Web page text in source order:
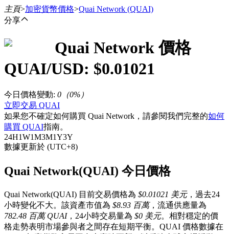
USDT永續
主頁>加密貨幣價格>Quai Network (QUAI)
分享
Quai Network 價格
QUAI/USD: $0.01021
今日價格變動: 0 （0%）
立即交易 QUAI
如果您不確定如何購買 Quai Network，請參閱我們完整的如何
購買 QUAI指南。
24H1W1M3M1Y3Y
數據更新於 (UTC+8)
Quai Network(QUAI) 今日價格
Quai Network(QUAI) 目前交易價格為 $0.01021 美元，過去24
小時變化不大。該資產市值為 $8.93 百萬，流通供應量為
782.48 百萬 QUAI，24小時交易量為 $0 美元。相對穩定的價
格走勢表明市場參與者之間存在短期平衡。QUAI 價格數據在